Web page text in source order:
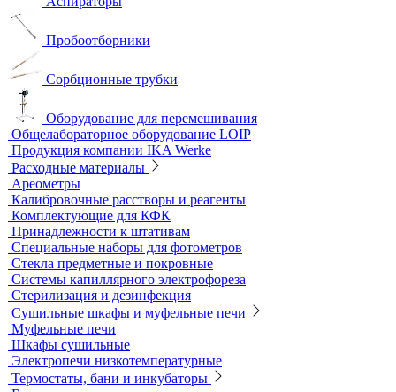
Нагревательные устройства
Колбонагреватели
Нагревательные плиты
Песчаные бани
Оборудование для лабораторий пищевой промышленности и
ветеринарии
Оборудование для отбора проб воздуха
Аналитичесике фильтры
Аспираторы
Пробоотборники
Сорбционные трубки
Оборудование для перемешивания
Общелабораторное оборудование LOIP
Продукция компании IKA Werke
Расходные материалы
Ареометры